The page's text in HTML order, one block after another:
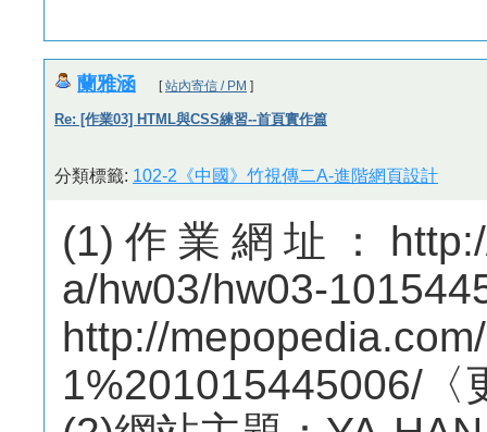
蘭雅涵 [站內寄信 / PM ]
Re: [作業03] HTML與CSS練習--首頁實作篇
分類標籤: 102-2《中國》竹視傳二A-進階網頁設計
(1)作業網址：http://
a/hw03/hw03-
http://
1%201015445006/〈